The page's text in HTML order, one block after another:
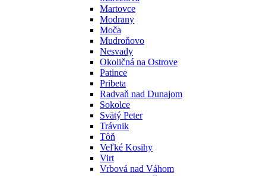
Martovce
Modrany
Moča
Mudroňovo
Nesvady
Okoličná na Ostrove
Patince
Pribeta
Radvaň nad Dunajom
Sokolce
Svätý Peter
Trávnik
Tôň
Veľké Kosihy
Virt
Vrbová nad Váhom